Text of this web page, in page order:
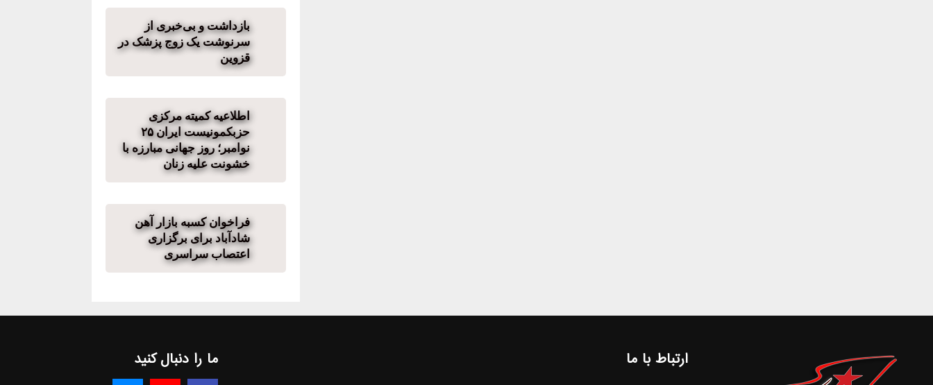
بازداشت و بی‌خبری از
سرنوشت یک زوج پزشک در
قزوین
اطلاعیه کمیته مرکزی
حزبکمونیست ایران ۲۵
نوامبر؛ روز جهانی مبارزه با
خشونت علیه زنان
فراخوان کسبه بازار آهن
شادآباد برای برگزاری
اعتصاب سراسری
ارتباط با ما ما را دنبال کنید